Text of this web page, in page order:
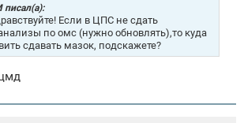
писал(а):
Если в ЦПС не сдать
по омс (нужно обновлять),то куда
сдавать мазок, подскажете?